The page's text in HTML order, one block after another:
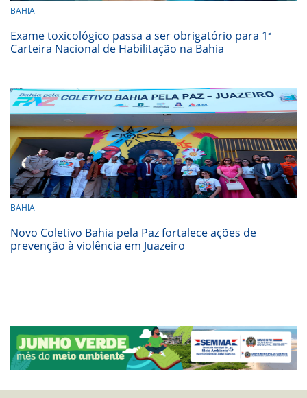
BAHIA
Exame toxicológico passa a ser obrigatório para 1ª
Carteira Nacional de Habilitação na Bahia
BAHIA
Novo Coletivo Bahia pela Paz fortalece ações de
prevenção à violência em Juazeiro